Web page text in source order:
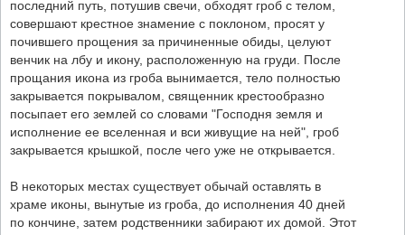
последний путь, потушив свечи, обходят гроб с телом,
совершают крестное знамение с поклоном, просят у
почившего прощения за причиненные обиды, целуют
венчик на лбу и икону, расположенную на груди. После
прощания икона из гроба вынимается, тело полностью
закрывается покрывалом, священник крестообразно
посыпает его землей со словами "Господня земля и
исполнение ее вселенная и вси живущие на ней", гроб
закрывается крышкой, после чего уже не открывается.
В некоторых местах существует обычай оставлять в
храме иконы, вынутые из гроба, до исполнения 40 дней
по кончине, затем родственники забирают их домой. Этот